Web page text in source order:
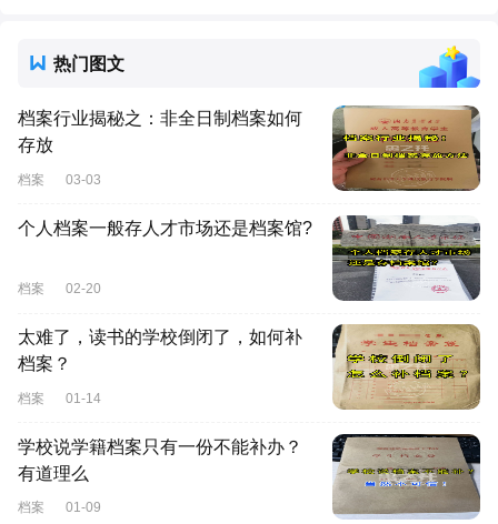
热门图文
档案行业揭秘之：非全日制档案如何
存放
档案 03-03
个人档案一般存人才市场还是档案馆?
档案 02-20
太难了，读书的学校倒闭了，如何补
档案？
档案 01-14
学校说学籍档案只有一份不能补办？
有道理么
档案 01-09